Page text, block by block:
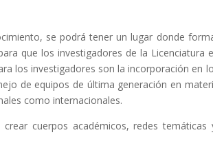
se podrá tener un lugar donde
que los investigadores de la Licenciatura
los investigadores son la incorporación en
de equipos de última generación en
como internacionales.
cuerpos académicos, redes temáticas